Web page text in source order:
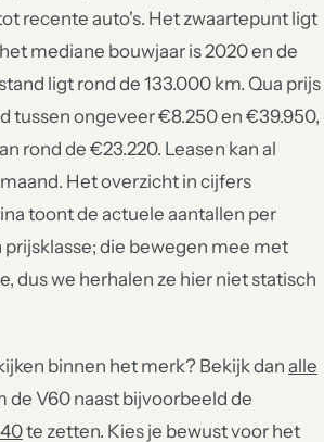
recente auto's. Het zwaartepunt ligt
mediane bouwjaar is 2020 en de
ligt rond de 133.000 km. Qua prijs
tussen ongeveer €8.250 en €39.950,
rond de €23.220. Leasen kan al
Het overzicht in cijfers
toont de actuele aantallen per
die bewegen mee met
dus we herhalen ze hier niet statisch
binnen het merk? Bekijk dan alle
de V60 naast bijvoorbeeld de
te zetten. Kies je bewust voor het